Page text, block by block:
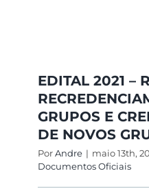
EDITAL 2021 –
GRUPOS E
DE NOVOS
PorAndre | maio 13th,
Documentos Oficiais